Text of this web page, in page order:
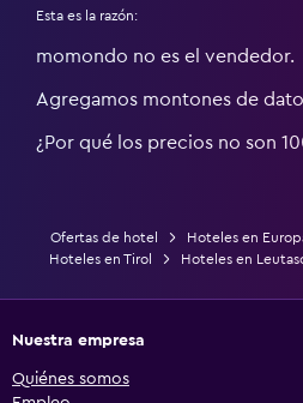
Esta es la razón:
momondo no es el vendedor.
Agregamos montones de
¿Por qué los precios no son
Ofertas de hotel Hoteles en
Hoteles en Tirol
Hoteles en
Nuestra empresa
Quiénes somos